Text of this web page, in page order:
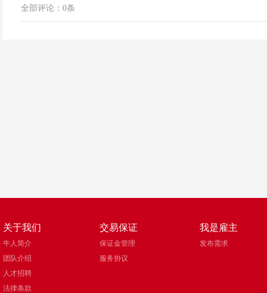
全部评论： 0条
关于我们
牛人简介
团队介绍
人才招聘
法律条款
交易保证
保证金管理
服务协议
我是雇主
发布需求